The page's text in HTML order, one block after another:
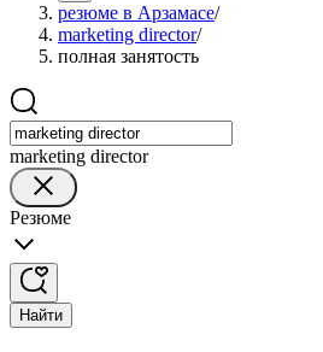
резюме в Арзамасе/
marketing director/
полная занятость
marketing director
Резюме
Найти